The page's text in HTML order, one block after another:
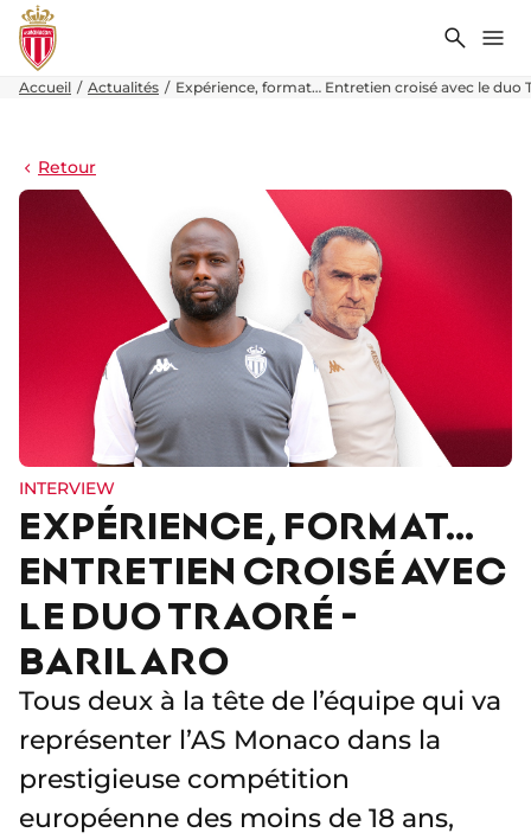
Accueil Actualités Expérience, format… Entretien croisé avec le duo
Retour
INTERVIEW
EXPÉRIENCE, FORMAT…
ENTRETIEN CROISÉ AVEC
LE DUO TRAORÉ -
BARILARO
Tous deux à la tête de l’équipe qui va
représenter l’AS Monaco dans la
prestigieuse compétition
européenne des moins de 18 ans,